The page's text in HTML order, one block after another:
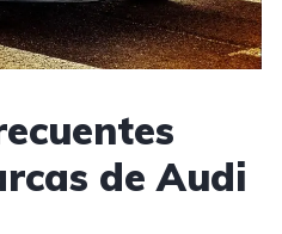
de Audi